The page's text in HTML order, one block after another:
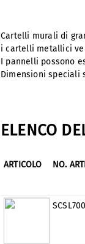
Cartelli murali di
i cartelli metallici
I pannelli possono
Dimensioni speciali
ELENCO
ARTICOLO NO.